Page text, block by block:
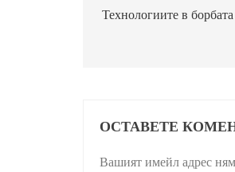
Технологиите в
ОСТАВЕТЕ
Вашият имейл адрес